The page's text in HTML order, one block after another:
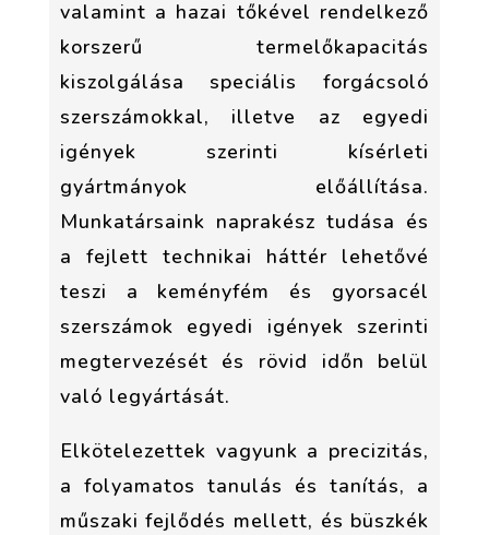
valamint a hazai tőkével rendelkező
korszerű termelőkapacitás
kiszolgálása speciális forgácsoló
szerszámokkal, illetve az egyedi
igények szerinti kísérleti
gyártmányok előállítása.
Munkatársaink naprakész tudása és
a fejlett technikai háttér lehetővé
teszi a keményfém és gyorsacél
szerszámok egyedi igények szerinti
megtervezését és rövid időn belül
való legyártását.
Elkötelezettek vagyunk a precizitás,
a folyamatos tanulás és tanítás, a
műszaki fejlődés mellett, és büszkék